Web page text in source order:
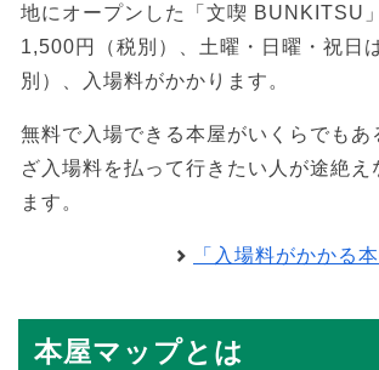
地にオープンした「文喫 BUNKITSU
1,500円（税別）、土曜・日曜・祝日
別）、入場料がかかります。
無料で入場できる本屋がいくらでもあ
ざ入場料を払って行きたい人が途絶え
ます。
「入場料がかかる
本屋マップとは